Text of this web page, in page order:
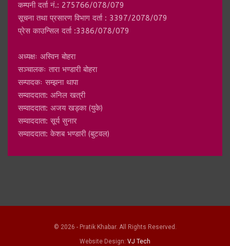
कम्पनी दर्ता नं.: 275766/078/079
सूचना तथा प्रसारण विभाग दर्ता : 3397/2078/079
प्रेस काउन्सिल दर्ता :3386/078/079
अध्यक्षः अस्विन बोहरा
सञ्चालकः तारा भण्डारी बोहरा
सम्पादकः सम्झना थापा
सम्वाददाता: अनिल खत्री
सम्वाददाता: अजय खड्का (युके)
सम्वाददाता: सूर्य सुनार
सम्वाददाता: केशब भण्डारी (बुटवल)
© 2026 - Pratik Khabar. All Rights Reserved.
Website Design: VJ Tech